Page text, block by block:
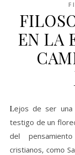
EN LA
Lejos de ser una era de oscuridad, la Edad Media fue
testigo de un
del
cristianos, como